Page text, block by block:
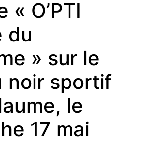
« O’PTI
du
» sur le
noir sportif
le
17 mai